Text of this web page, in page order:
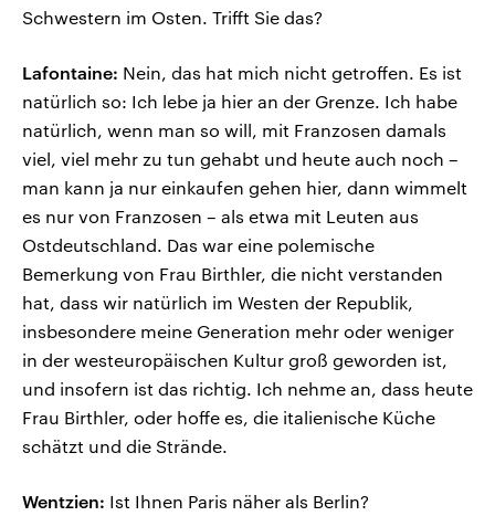
Schwestern im Osten. Trifft Sie das?
Lafontaine: Nein, das hat mich nicht getroffen. Es ist
natürlich so: Ich lebe ja hier an der Grenze. Ich habe
natürlich, wenn man so will, mit Franzosen damals
viel, viel mehr zu tun gehabt und heute auch noch –
man kann ja nur einkaufen gehen hier, dann wimmelt
es nur von Franzosen – als etwa mit Leuten aus
Ostdeutschland. Das war eine polemische
Bemerkung von Frau Birthler, die nicht verstanden
hat, dass wir natürlich im Westen der Republik,
insbesondere meine Generation mehr oder weniger
in der westeuropäischen Kultur groß geworden ist,
und insofern ist das richtig. Ich nehme an, dass heute
Frau Birthler, oder hoffe es, die italienische Küche
schätzt und die Strände.
Wentzien: Ist Ihnen Paris näher als Berlin?